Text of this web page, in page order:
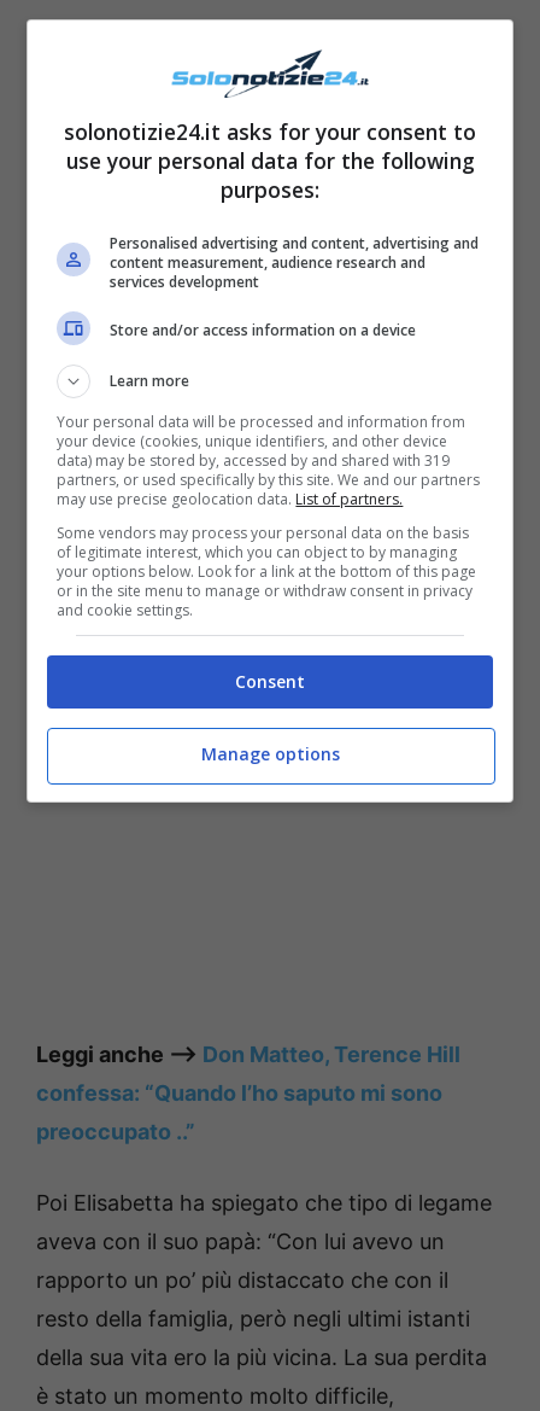
Verissimo: Elisabetta
Canalis ricorda suo padre
Ospite a Verissimo da Silvia Toffanin,
Elisabetta Canalis ha parlato del rapporto con
i suoi affetti più cari, raccontando a cuore
aperto anche il dolore per la scomparsa del
sua mata papà. ” Secondo me mia figlia ha gli
occhi del mio papà. Lei lo nomina sempre”,
poi aggiunge: “Una volta a scuola la maestra
mi ha dettoSkylergioca sempre con il
nonno. E io ho risposto il nonno non c’è più e
la maestra è rimasta sorpresa perché mia
figlia ne parla come se fosse ancora con noi”.
Leggi anche —–>
prima di diventare un’attrice di successo
Leggi anche —–> Don Matteo, Terence Hill
confessa: “Quando l’ho saputo mi sono
preoccupato ..”
Poi Elisabetta ha spiegato che tipo di legame
aveva con il suo papà: “Con lui avevo un
rapporto un po’ più distaccato che con il
resto della famiglia, però negli ultimi istanti
della sua vita ero la più vicina. La sua perdita
è stato un momento molto difficile,
solonotizie24.it asks for your consent to
use your personal data for the following
purposes:
Personalised advertising and content, advertising and
content measurement, audience research and
services development
Store and/or access information on a device
Learn more
Your personal data will be processed and information from
your device (cookies, unique identifiers, and other device
data) may be stored by, accessed by and shared with 319
partners, or used specifically by this site. We and our partners
may use precise geolocation data. List of partners.
Some vendors may process your personal data on the basis
of legitimate interest, which you can object to by managing
your options below. Look for a link at the bottom of this page
or in the site menu to manage or withdraw consent in privacy
and cookie settings.
Consent
Manage options